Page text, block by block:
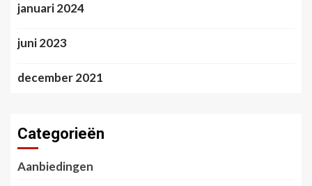
januari 2024
juni 2023
december 2021
Categorieën
Aanbiedingen